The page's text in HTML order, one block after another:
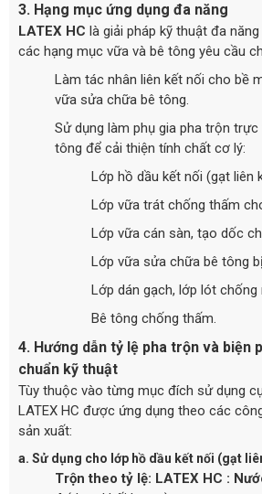
3. Hạng mục ứng dụng đa năng
LATEX HC là giải pháp kỹ thuật đa
các hạng mục vữa và bê tông yêu cầu
Làm tác nhân liên kết nối cho bề
vữa sửa chữa bê tông.
Sử dụng làm phụ gia pha trộn
tông để cải thiện tính chất cơ lý:
Lớp hồ dầu kết nối (gạt liên
Lớp vữa trát chống thấm
Lớp vữa cán sàn, tạo dốc
Lớp vữa sửa chữa bê tông
Lớp dán gạch, lớp lót chống
Bê tông chống thấm.
4. Hướng dẫn tỷ lệ pha trộn và biện
chuẩn kỹ thuật
Tùy thuộc vào từng mục đích sử dụng
LATEX HC được ứng dụng theo các
sản xuất:
a. Sử dụng cho lớp hồ dầu kết nối (gạt
Trộn theo tỷ lệ: LATEX HC :